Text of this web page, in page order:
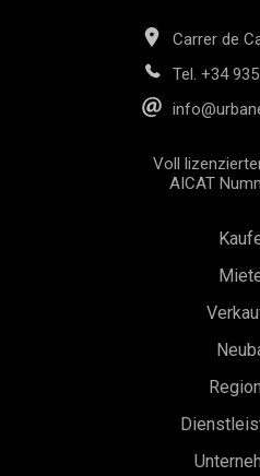
Carrer de
Tel. +34
Voll
AICAT
Konfiguration speichern